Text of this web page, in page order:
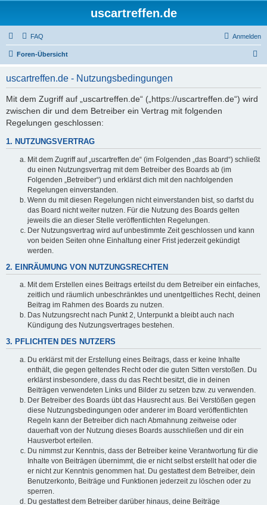
uscartreffen.de
FAQ Anmelden
Foren-Übersicht
uscartreffen.de - Nutzungsbedingungen
Mit dem Zugriff auf „uscartreffen.de“ („https://uscartreffen.de“) wird
zwischen dir und dem Betreiber ein Vertrag mit folgenden
Regelungen geschlossen:
1. NUTZUNGSVERTRAG
Mit dem Zugriff auf „uscartreffen.de“ (im Folgenden „das Board“) schließt
du einen Nutzungsvertrag mit dem Betreiber des Boards ab (im
Folgenden „Betreiber“) und erklärst dich mit den nachfolgenden
Regelungen einverstanden.
Wenn du mit diesen Regelungen nicht einverstanden bist, so darfst du
das Board nicht weiter nutzen. Für die Nutzung des Boards gelten
jeweils die an dieser Stelle veröffentlichten Regelungen.
Der Nutzungsvertrag wird auf unbestimmte Zeit geschlossen und kann
von beiden Seiten ohne Einhaltung einer Frist jederzeit gekündigt
werden.
2. EINRÄUMUNG VON NUTZUNGSRECHTEN
Mit dem Erstellen eines Beitrags erteilst du dem Betreiber ein einfaches,
zeitlich und räumlich unbeschränktes und unentgeltliches Recht, deinen
Beitrag im Rahmen des Boards zu nutzen.
Das Nutzungsrecht nach Punkt 2, Unterpunkt a bleibt auch nach
Kündigung des Nutzungsvertrages bestehen.
3. PFLICHTEN DES NUTZERS
Du erklärst mit der Erstellung eines Beitrags, dass er keine Inhalte
enthält, die gegen geltendes Recht oder die guten Sitten verstoßen. Du
erklärst insbesondere, dass du das Recht besitzt, die in deinen
Beiträgen verwendeten Links und Bilder zu setzen bzw. zu verwenden.
Der Betreiber des Boards übt das Hausrecht aus. Bei Verstößen gegen
diese Nutzungsbedingungen oder anderer im Board veröffentlichten
Regeln kann der Betreiber dich nach Abmahnung zeitweise oder
dauerhaft von der Nutzung dieses Boards ausschließen und dir ein
Hausverbot erteilen.
Du nimmst zur Kenntnis, dass der Betreiber keine Verantwortung für die
Inhalte von Beiträgen übernimmt, die er nicht selbst erstellt hat oder die
er nicht zur Kenntnis genommen hat. Du gestattest dem Betreiber, dein
Benutzerkonto, Beiträge und Funktionen jederzeit zu löschen oder zu
sperren.
Du gestattest dem Betreiber darüber hinaus, deine Beiträge